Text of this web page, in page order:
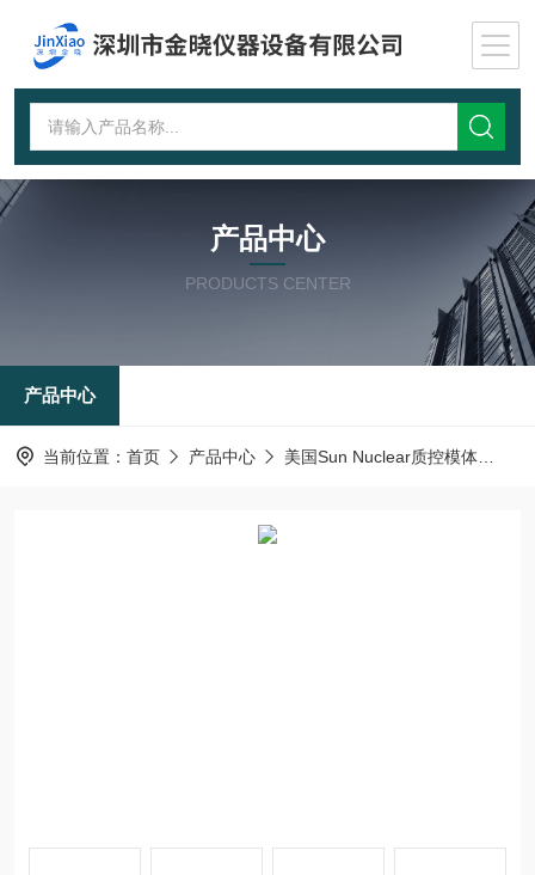
产品中心
PRODUCTS CENTER
产品中心
当前位置： 首页 产品中心 美国Sun Nuclear质控模体